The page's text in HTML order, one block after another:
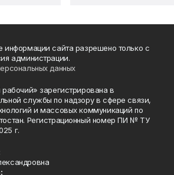
информации сайта разрешено только с
администрации.
данных
зарегистрирована в
службы по надзору в сфере связи,
и массовых коммуникаций по
Регистрационный номер ПИ № ТУ
г.